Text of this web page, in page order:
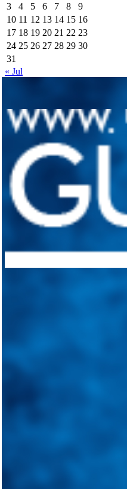
3
4 5 6 7 8
9
10 11 12 13 14 15 16
17 18 19 20 21 22 23
24 25 26 27 28 29 30
31
« Jul